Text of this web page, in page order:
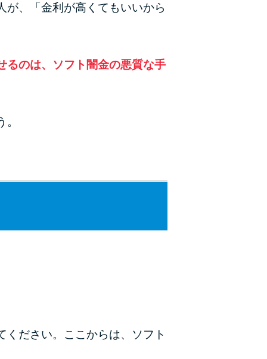
が、「金利が高くてもいいから
るのは、ソフト闇金の悪質な手
ださい。ここからは、ソフト